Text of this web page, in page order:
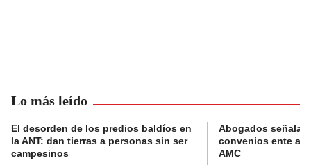
Lo más leído
El desorden de los predios baldíos en
la ANT: dan tierras a personas sin ser
campesinos
Abogados
convenios ente
AMC